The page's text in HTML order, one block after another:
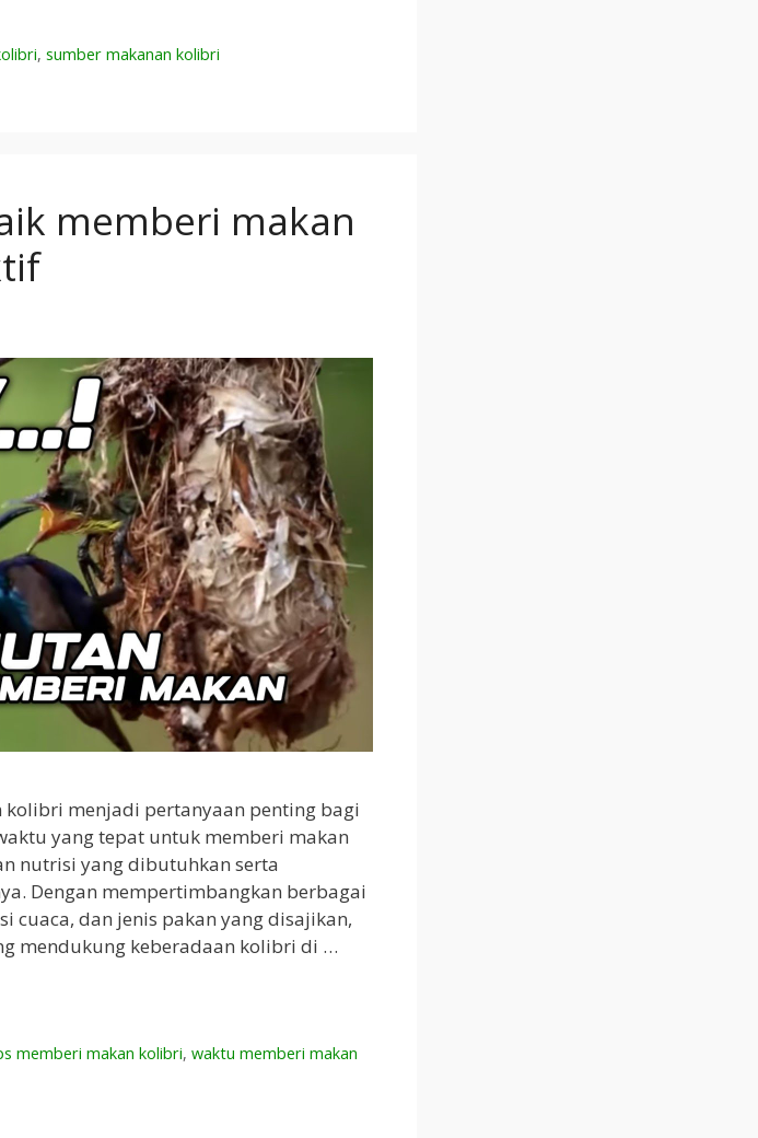
, sumber makanan kolibri
memberi makan
menjadi pertanyaan penting bagi
yang tepat untuk memberi makan
nutrisi yang dibutuhkan serta
Dengan mempertimbangkan berbagai
cuaca, dan jenis pakan yang disajikan,
mendukung keberadaan kolibri di …
memberi makan kolibri, waktu memberi makan